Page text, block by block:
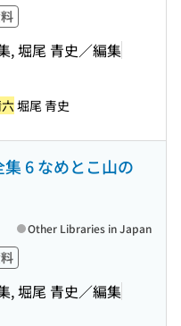
, 堀尾 青史／編集
堀尾 青史
6 なめとこ山の
, 堀尾 青史／編集
Other Libraries in Japan